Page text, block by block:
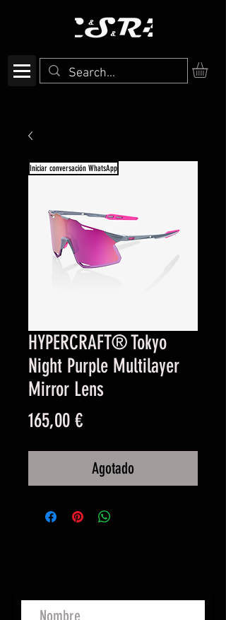
HYPERCRAFT® Tokyo
Night Purple Multilayer
Mirror Lens
165,00 €Precio
Agotado
Iniciar conversación WhatsApp